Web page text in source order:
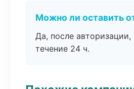
Можно ли оставить
Да, после
течение 24 ч.